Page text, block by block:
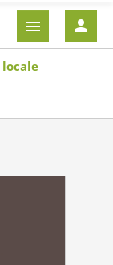
EN-
TÊTE
locale